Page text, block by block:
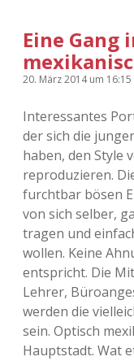
Eine Gang
20. März 2014um
Interessantes
der sich die
haben, den Style
re­pro­du­zie­ren.
furchtbar bösen
von sich selber,
tragen und
wollen. Keine
entspricht. Die
Lehrer,
werden die
sein. Optisch
Hauptstadt. Wat